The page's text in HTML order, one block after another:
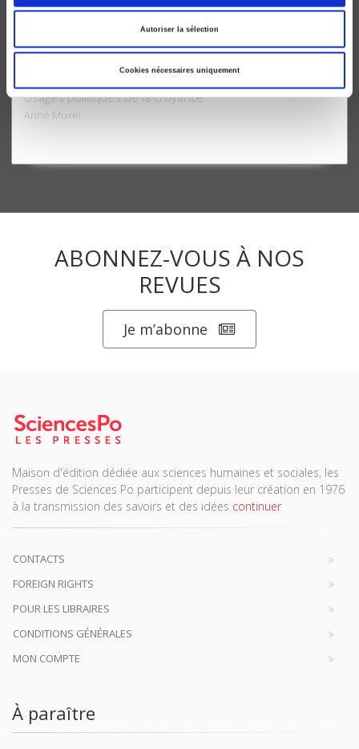
Autoriser la sélection
Cookies nécessaires uniquement
Croire et faire croire
Usages politiques de la croyance
Anne Muxel
ABONNEZ-VOUS À NOS
REVUES
Je m’abonne
Maison d'édition dédiée aux sciences humaines et sociales, les
Presses de Sciences Po participent depuis leur création en 1976
à la transmission des savoirs et des idées continuer
CONTACTS
FOREIGN RIGHTS
POUR LES LIBRAIRES
CONDITIONS GÉNÉRALES
MON COMPTE
À paraître